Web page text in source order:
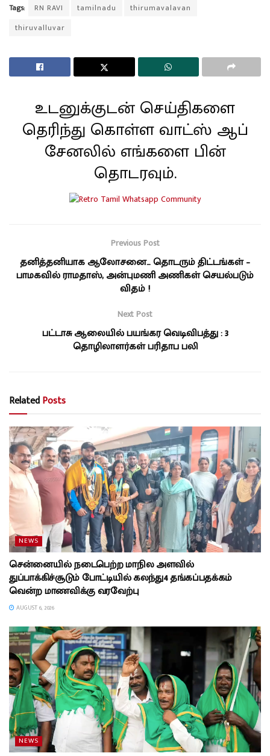
Tags: RN RAVI tamilnadu
thirumavalavan
thiruvalluvar
உடனுக்குடன் செய்திகளை
தெரிந்து கொள்ள வாட்ஸ் ஆப்
சேனலில் எங்களை பின்
தொடரவும்.
Previous Post
தனித்தனியாக ஆலோசனை… தொடரும் திட்டங்கள் –
பாமகவில் ராமதாஸ், அன்புமணி அணிகள் செயல்படும்
விதம் !
Next Post
பட்டாசு ஆலையில் பயங்கர வெடிவிபத்து : 3
தொழிலாளர்கள் பரிதாப பலி
RelatedPosts
NEWS
சென்னையில் நடைபெற்ற மாநில அளவில்
துப்பாக்கிச்சூடும் போட்டியில் கலந்து4 தங்கப்பதக்கம்
வென்ற மாணவிக்கு வரவேற்பு
AUGUST 6, 2026
NEWS